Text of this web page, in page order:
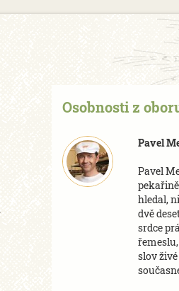
Osobnosti z
Pavel
Pavel
hledal,
dvě
srdce
slov